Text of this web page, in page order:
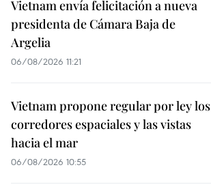
Vietnam envía felicitación a nueva
presidenta de Cámara Baja de
Argelia
06/08/2026 11:21
Vietnam propone regular por ley los
corredores espaciales y las vistas
hacia el mar
06/08/2026 10:55